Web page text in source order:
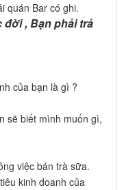
quán Bar có ghi.
, Bạn phải trả
của bạn là gì ?
sẽ biết mình muốn gì,
việc bán trà sữa.
kinh doanh của